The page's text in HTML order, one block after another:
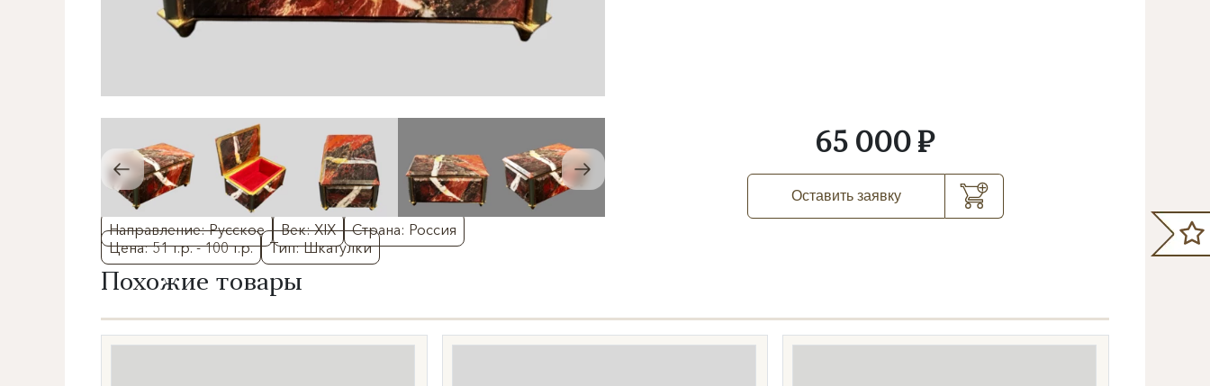
Направление: Русское Век: XIX
Страна: Россия
Цена: 51 т.р. - 100 т.р.
Тип: Шкатулки
65 000 ₽
Оставить заявку
Похожие товары